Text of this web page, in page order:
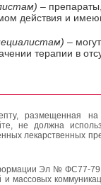
–
действия и
–
терапии в
размещенная на
не должна
лекарственных
Эл № ФС77-
массовых